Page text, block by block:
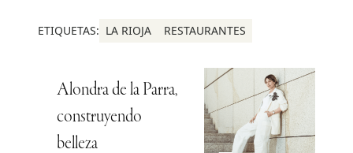
ETIQUETAS: LA RIOJA RESTAURANTES
Alondra de la Parra,
construyendo
belleza